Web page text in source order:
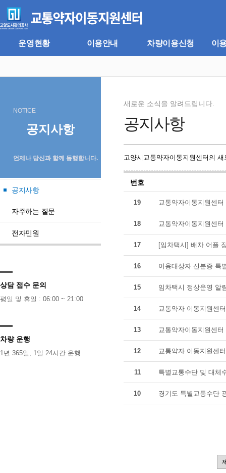
뉴
바
기
바
로
운영현황 이용안내 차량이용신청 이
공지사항
NOTICE
언제나 당신과 함께 동행합니다.
공지사항
자주하는 질문
전자민원
상담 접수 문의
평일 및 휴일 : 06:00 ~ 21:00
차량 운행
1년 365일, 1일 24시간 운행
공지사항
새로운 소식을 알려드립니다.
고양시교통약자이동지원센터의
번호
19 교통약자이동지원센
18 교통약자이동지원센
17 [임차택시] 배차 어플
16 이용대상자 신분증 특
15 임차택시 정상운영 알
14 교통약자 이동지원센
13 교통약자이동지원센
12 교통약자 이동지원센
11 특별교통수단 및 대체
10 경기도 특별교통수단